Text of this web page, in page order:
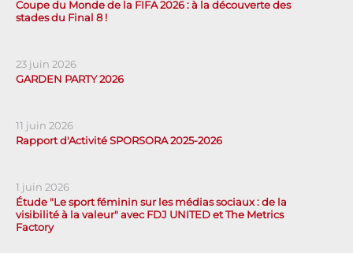
Coupe du Monde de la FIFA 2026 : à la découverte des
stades du Final 8 !
23 juin 2026
GARDEN PARTY 2026
11 juin 2026
Rapport d'Activité SPORSORA 2025-2026
1 juin 2026
Étude "Le sport féminin sur les médias sociaux : de la
visibilité à la valeur" avec FDJ UNITED et The Metrics
Factory